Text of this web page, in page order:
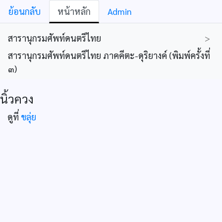
ย้อนกลับ หน้าหลัก Admin
สารานุกรมศัพท์ดนตรีไทย
>
สารานุกรมศัพท์ดนตรีไทย ภาคคีตะ-ดุริยางค์ (พิมพ์ครั้งที่
๓)
นิ้วควง
ดูที่ ขลุ่ย